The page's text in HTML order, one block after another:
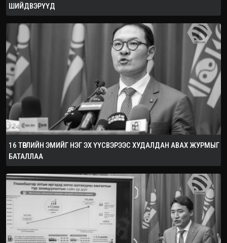
ШИЙДВЭРҮҮД
16 ТӨРЛИЙН ЭМИЙГ НЭГ ЭХ ҮҮСВЭРЭЭС ХУДАЛДАН АВАХ ЖУРМЫГ
БАТАЛЛАА